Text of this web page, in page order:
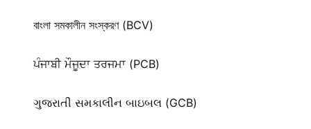
বাংলা সমকালীন সংস্করণ (BCV)
ਪੰਜਾਬੀ ਮੌਜੂਦਾ ਤਰਜਮਾ (PCB)
ગુજરાતી સમકાલીન બાઇબલ (GCB)